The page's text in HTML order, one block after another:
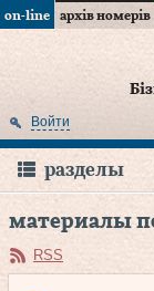
on-line архів номерів
Войти
разделы
материалы
RSS